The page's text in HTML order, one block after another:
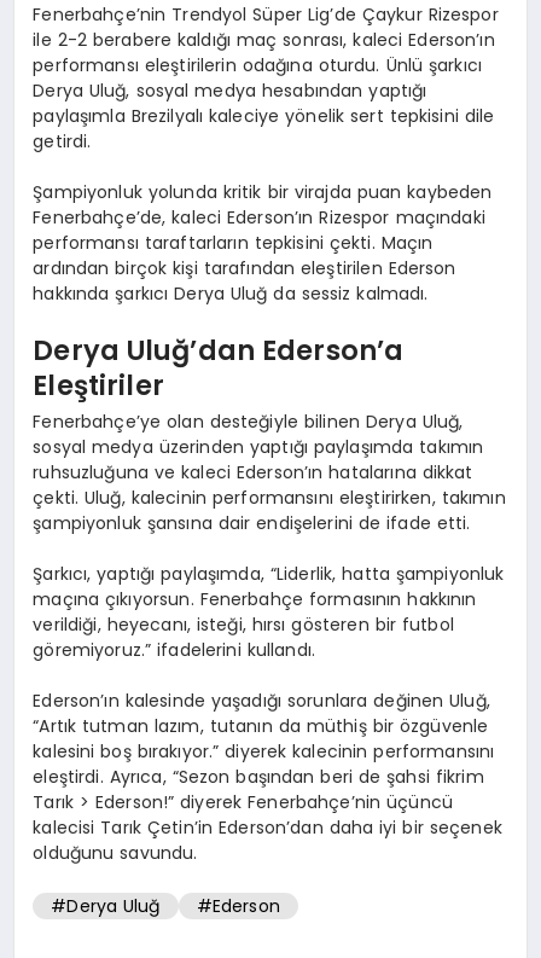
Fenerbahçe’nin Trendyol Süper Lig’de Çaykur Rizespor
ile 2-2 berabere kaldığı maç sonrası, kaleci Ederson’ın
performansı eleştirilerin odağına oturdu. Ünlü şarkıcı
Derya Uluğ, sosyal medya hesabından yaptığı
paylaşımla Brezilyalı kaleciye yönelik sert tepkisini dile
getirdi.
Şampiyonluk yolunda kritik bir virajda puan kaybeden
Fenerbahçe’de, kaleci Ederson’ın Rizespor maçındaki
performansı taraftarların tepkisini çekti. Maçın
ardından birçok kişi tarafından eleştirilen Ederson
hakkında şarkıcı Derya Uluğ da sessiz kalmadı.
Derya Uluğ’dan Ederson’a
Eleştiriler
Fenerbahçe’ye olan desteğiyle bilinen Derya Uluğ,
sosyal medya üzerinden yaptığı paylaşımda takımın
ruhsuzluğuna ve kaleci Ederson’ın hatalarına dikkat
çekti. Uluğ, kalecinin performansını eleştirirken, takımın
şampiyonluk şansına dair endişelerini de ifade etti.
Şarkıcı, yaptığı paylaşımda, “Liderlik, hatta şampiyonluk
maçına çıkıyorsun. Fenerbahçe formasının hakkının
verildiği, heyecanı, isteği, hırsı gösteren bir futbol
göremiyoruz.” ifadelerini kullandı.
Ederson’ın kalesinde yaşadığı sorunlara değinen Uluğ,
“Artık tutman lazım, tutanın da müthiş bir özgüvenle
kalesini boş bırakıyor.” diyerek kalecinin performansını
eleştirdi. Ayrıca, “Sezon başından beri de şahsi fikrim
Tarık > Ederson!” diyerek Fenerbahçe’nin üçüncü
kalecisi Tarık Çetin’in Ederson’dan daha iyi bir seçenek
olduğunu savundu.
#Derya Uluğ #Ederson